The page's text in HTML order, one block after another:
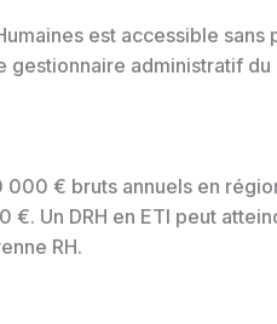
est accessible
gestionnaire administratif
000 € bruts annuels en
€. Un DRH en ETI peut
RH.